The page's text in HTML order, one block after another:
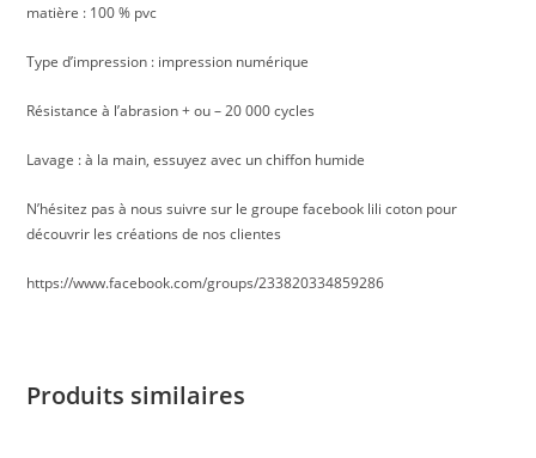
matière : 100 % pvc
Type d’impression : impression numérique
Résistance à l’abrasion + ou – 20 000 cycles
Lavage : à la main, essuyez avec un chiffon humide
N’hésitez pas à nous suivre sur le groupe facebook lili coton pour
découvrir les créations de nos clientes
https://www.facebook.com/groups/233820334859286
Produits similaires